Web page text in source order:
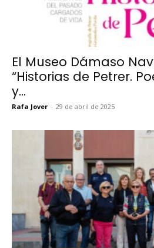
El Museo Dámaso
“Historias de Petrer.
y...
Rafa Jover - 29 de abril de 2025